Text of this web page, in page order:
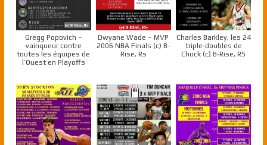
Gregg Popovich –
vainqueur contre
toutes les équipes de
l’Ouest en Playoffs
Dwyane Wade – MVP
2006 NBA Finals (c) B-
Rise, Rs
Charles Barkley, les 24
triple-doubles de
Chuck (c) B-Rise, RS